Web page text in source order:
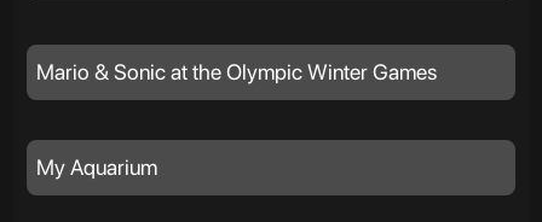
Mario & Sonic at the Olympic Winter Games
My Aquarium